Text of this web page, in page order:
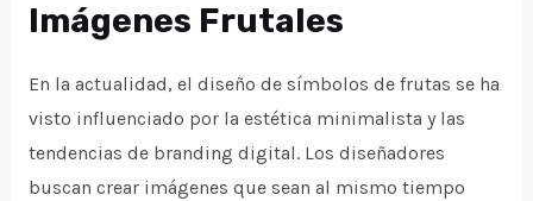
Imágenes Frutales
En la actualidad, el diseño de símbolos de frutas se ha
visto influenciado por la estética minimalista y las
tendencias de branding digital. Los diseñadores
buscan crear imágenes que sean al mismo tiempo